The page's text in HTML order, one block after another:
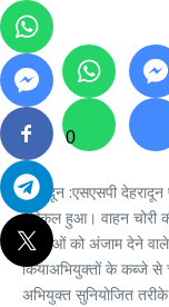
0
देहरादून :एसएसपी
मुश्किल हुआ। वाहन
घटनाओं को अंजाम देने वाले
कियाअभियुक्तों के कब्जे से
अभियुक्त सुनियोजित